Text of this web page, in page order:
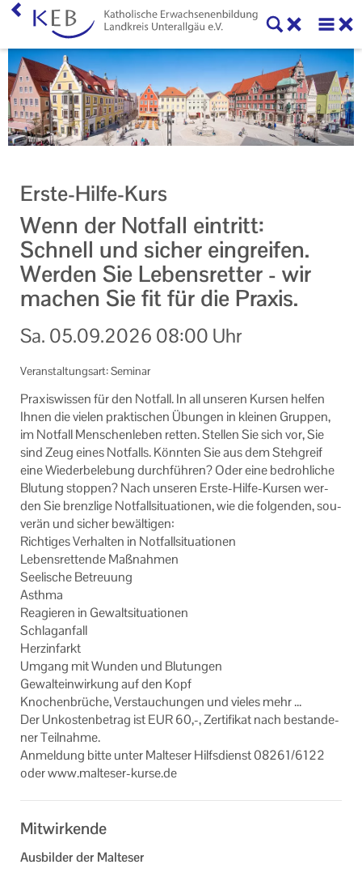
Erste-Hilfe-Kurs
Wenn der Notfall eintritt:
Schnell und sicher eingreifen.
Werden Sie Lebensretter - wir
machen Sie fit für die Praxis.
Sa. 05.09.2026 08:00 Uhr
Veranstaltungsart: Seminar
Pra­xis­wis­sen für den Not­fall. In all un­se­ren Kur­sen hel­fen
Ihnen die vie­len prak­ti­schen Übun­gen in klei­nen Grup­pen,
im Not­fall Men­schen­le­ben ret­ten. Stel­len Sie sich vor, Sie
sind Zeug eines Not­falls. Könn­ten Sie aus dem Steh­greif
eine Wie­der­be­le­bung durch­füh­ren? Oder eine be­droh­li­che
Blu­tung stop­pen? Nach un­se­ren Erste-​Hilfe-Kursen wer­
den Sie brenz­li­ge Not­fall­si­tua­tio­nen, wie die fol­gen­den, sou­
ve­rän und si­cher be­wäl­ti­gen:
Rich­ti­ges Ver­hal­ten in Not­fall­si­tua­tio­nen
Le­bens­ret­ten­de Maß­nah­men
See­li­sche Be­treu­ung
Asth­ma
Re­agie­ren in Ge­walt­si­tua­tio­nen
Schlag­an­fall
Herz­in­farkt
Um­gang mit Wun­den und Blu­tun­gen
Ge­walt­ein­wir­kung auf den Kopf
Kno­chen­brü­che, Ver­stau­chun­gen und vie­les mehr ...
Der Un­kos­ten­be­trag ist EUR 60,-, Zer­ti­fi­kat nach be­stan­de­
ner Teil­nah­me.
An­mel­dung bitte unter Mal­te­ser Hilfs­dienst 08261/6122
oder www.malteser-​kurse.de
Mitwirkende
Ausbilder der Malteser
Home
KEB Landkreis Unterallgäu
Willkommen
Vorstand und Beirat der KEB Landkreis Unterallgäu
Mitglieder der KEB Landkreis Unterallgäu
Unser Auftrag
Ihr Kontakt zu uns
Datenschutzerklärung
Impressum